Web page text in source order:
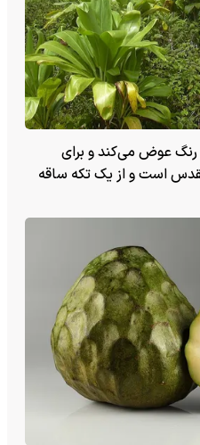
عوض می‌کند و برای
است و از یک تکه ساقه